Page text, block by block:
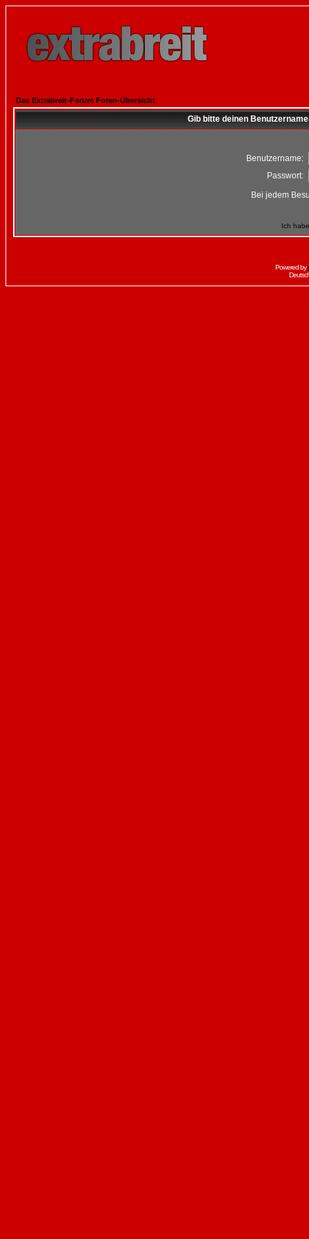
Das Extrabreit-Forum Foren-Übersicht
Gib bitte deinen
Benutzername:
Passwort:
Bei jedem
Ich
Powered by